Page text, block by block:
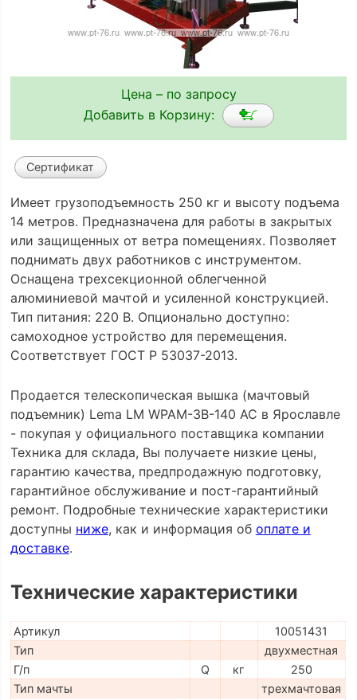
Цена – по запросу
Добавить в Корзину:
Сертификат
Имеет грузоподъемность 250 кг и высоту подъема
14 метров. Предназначена для работы в закрытых
или защищенных от ветра помещениях. Позволяет
поднимать двух работников с инструментом.
Оснащена трехсекционной облегченной
алюминиевой мачтой и усиленной конструкцией.
Тип питания: 220 В. Опционально доступно:
самоходное устройство для перемещения.
Соответствует ГОСТ Р 53037-2013.
Продается телескопическая вышка (мачтовый
подъемник) Lema LM WPAM-3B-140 AC в Ярославле
- покупая у официального поставщика компании
Техника для склада, Вы получаете низкие цены,
гарантию качества, предпродажную подготовку,
гарантийное обслуживание и пост-гарантийный
ремонт. Подробные технические характеристики
доступны ниже, как и информация об оплате и
доставке.
Технические характеристики
Артикул
10051431
Тип
двухместная
Г/п
Q кг
250
Тип мачты
трехмачтовая